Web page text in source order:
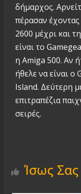
δήμαρχος.
πέρασαν
2600 μέχρι και
είναι το
η Amiga 500. Αν
ήθελε να είναι
Island. Δεύτερη
επιτραπέζια
σειρές.
Ίσως Σας